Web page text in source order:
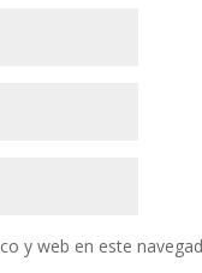
y web en este